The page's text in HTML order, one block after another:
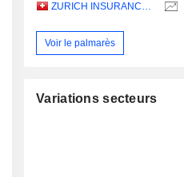
ZURICH INSURANCE GROUP LTD
Voir le palmarès
Variations secteurs